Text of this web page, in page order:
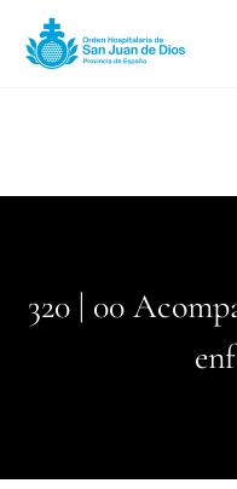
320 | 00